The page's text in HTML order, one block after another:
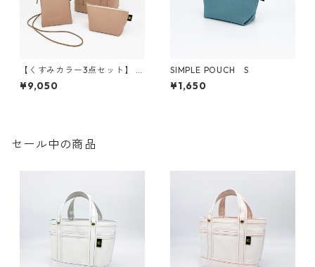
【くすみカラー3点セット】 ト
ートバッグSS ／ シンプルポー
チS ／ スマホショルダー
¥9,050
SIMPLE POUCH S
¥1,650
セール中の商品